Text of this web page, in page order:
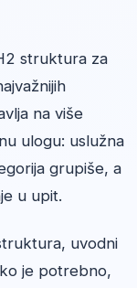
struktura za
na više
ulogu: uslužna
grupiše, a
u upit.
uvodni
je potrebno,